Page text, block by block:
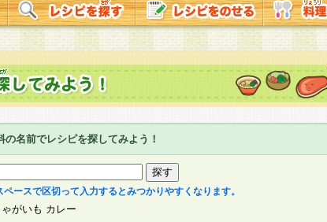
の名前でレシピを探してみよう！
ペースで区切って入力するとみつかりやすくなります。
いも カレー